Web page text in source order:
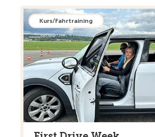
Kurs/Fahrtraining